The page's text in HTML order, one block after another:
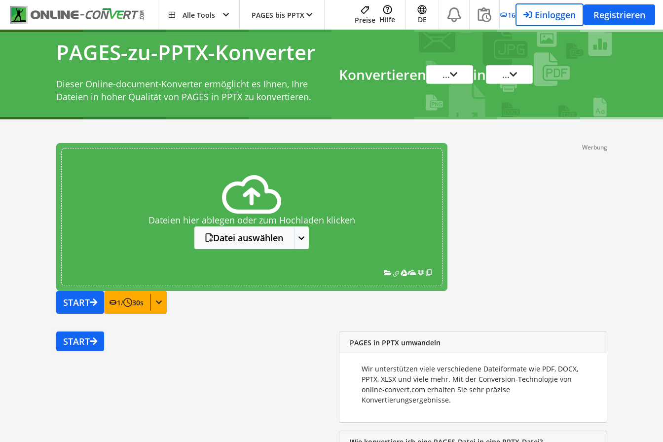
Alle Tools PAGES bis PPTX
Preise Hilfe DE 16 Einloggen Registrieren
PAGES-zu-PPTX-Konverter
Dieser Online-document-Konverter ermöglicht es Ihnen, Ihre
Dateien in hoher Qualität von PAGES in PPTX zu konvertieren.
Konvertieren ... in ...
Dateien hier ablegen oder zum Hochladen klicken
Datei auswählen
START 1/ 30s
Werbung
START PAGES in PPTX umwandeln
Wir unterstützen viele verschiedene Dateiformate wie PDF, DOCX,
PPTX, XLSX und viele mehr. Mit der Conversion-Technologie von
online-convert.com erhalten Sie sehr präzise
Konvertierungsergebnisse.